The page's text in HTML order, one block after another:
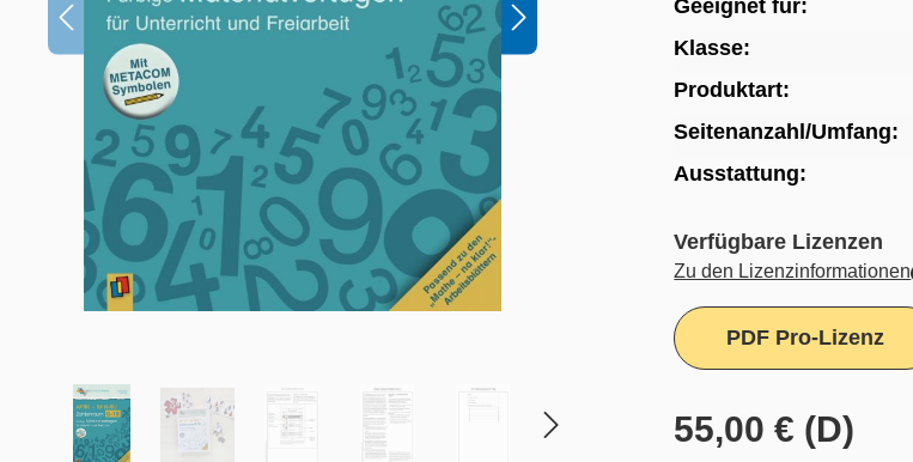
Geeignet für:
Klasse:
Produktart:
Seitenanzahl/Umfang:
Ausstattung:
Verfügbare Lizenzen
Zu den Lizenzinformationen
PDF Pro-Lizenz
55,00 € (D)